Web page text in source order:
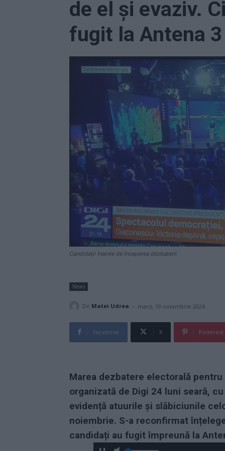
de el și evaziv.
fugit la Antena 3
Candidații înainte de începerea dezbaterii
News
De Matei Udrea - marți, 19 noiembrie 2024
Facebook X Pinterest
Marea dezbatere electorală
organizată de Digi 24 luni seară,
evidență atuurile și slăbiciunile
noiembrie. S-a reconfirmat
candidați au fugit împreună la